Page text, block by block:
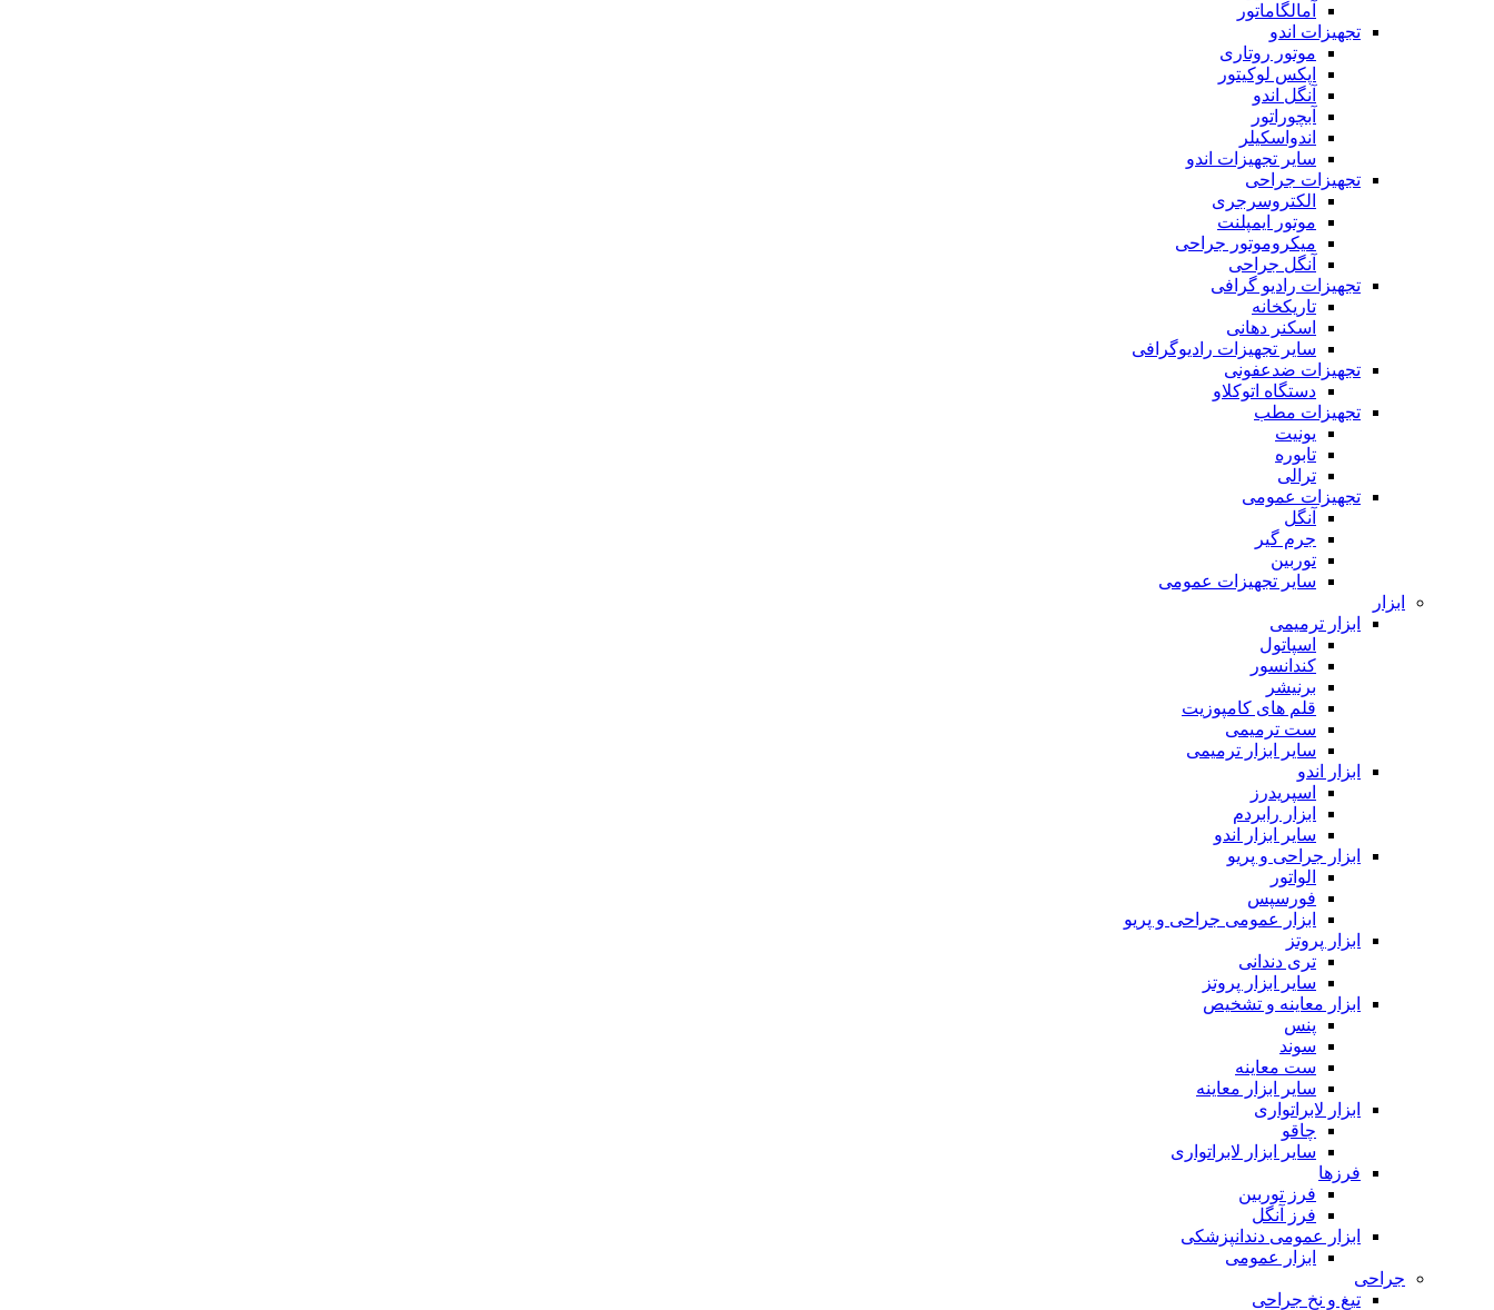
آمالگاماتور
تجهیزات اندو
موتور روتاری
اپکس لوکیتور
آنگل اندو
آبچوراتور
اندواسکیلر
سایر تجهیزات اندو
تجهیزات جراحی
الکتروسرجری
موتور ایمپلنت
میکروموتور جراحی
آنگل جراحی
تجهیزات رادیو گرافی
تاریکخانه
اسکنر دهانی
سایر تجهیزات رادیوگرافی
تجهیزات ضدعفونی
دستگاه اتوکلاو
تجهیزات مطب
یونیت
تابوره
ترالی
تجهیزات عمومی
آنگل
جرم گیر
توربین
سایر تجهیزات عمومی
ابزار
ابزار ترمیمی
اسپاتول
کندانسور
برنیشر
قلم های کامپوزیت
ست ترمیمی
سایر ابزار ترمیمی
ابزار اندو
اسپریدرز
ابزار رابردم
سایر ابزار اندو
ابزار جراحی و پریو
الواتور
فورسپس
ابزار عمومی جراحی و پریو
ابزار پروتز
تری دندانی
سایر ابزار پروتز
ابزار معاینه و تشخیص
پنس
سوند
ست معاینه
سایر ابزار معاینه
ابزار لابراتواری
چاقو
سایر ابزار لابراتواری
فرزها
فرز توربین
فرز آنگل
ابزار عمومی دندانپزشکی
ابزار عمومی
جراحی
تیغ و نخ جراحی